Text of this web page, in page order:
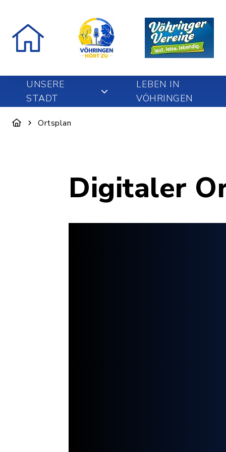
UNSERE
STADT
LEBEN IN
VÖHRINGEN
Ortsplan
Digitaler